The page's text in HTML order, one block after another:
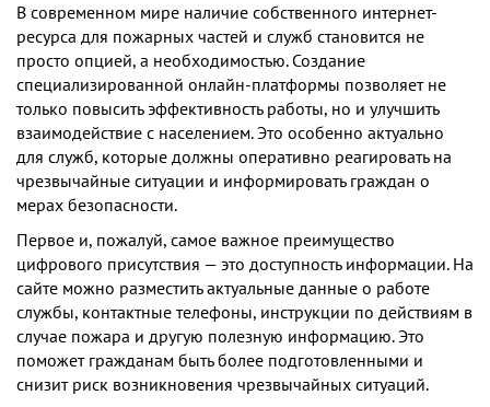
В современном мире наличие собственного интернет-
ресурса для пожарных частей и служб становится не
просто опцией, а необходимостью. Создание
специализированной онлайн-платформы позволяет не
только повысить эффективность работы, но и улучшить
взаимодействие с населением. Это особенно актуально
для служб, которые должны оперативно реагировать на
чрезвычайные ситуации и информировать граждан о
мерах безопасности.
Первое и, пожалуй, самое важное преимущество
цифрового присутствия — это доступность информации. На
сайте можно разместить актуальные данные о работе
службы, контактные телефоны, инструкции по действиям в
случае пожара и другую полезную информацию. Это
поможет гражданам быть более подготовленными и
снизит риск возникновения чрезвычайных ситуаций.